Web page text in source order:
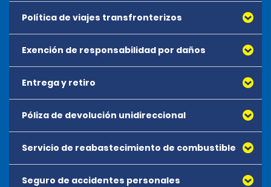
La edad mínima para alquilar cualquier vehículo es de
18 años. No existe un límite máximo de edad de
alquiler.
Política de viajes transfronterizos
Exención de responsabilidad por daños
Entrega y retiro
Póliza de devolución unidireccional
Servicio de reabastecimiento de combustible
Seguro de accidentes personales